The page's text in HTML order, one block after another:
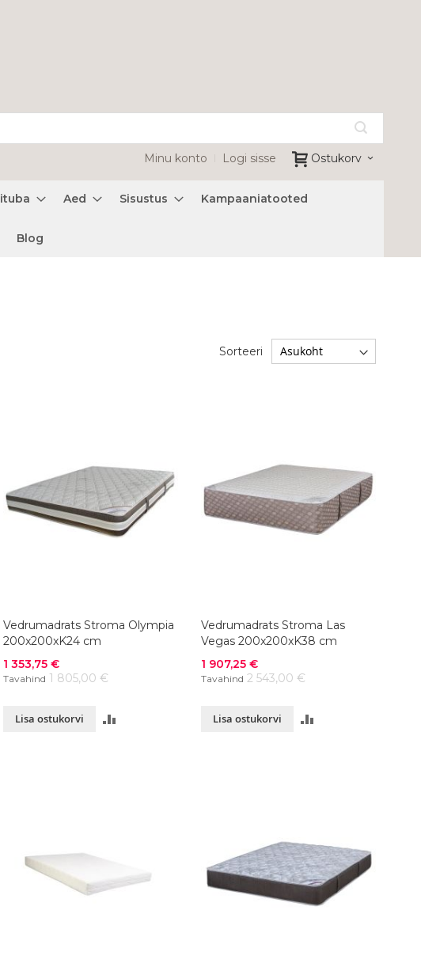
Ostukorv
Minu konto Logi sisse
Aed Sisustus Kampaaniatooted
Blog
Sorteeri
Vedrumadrats Stroma Olympia
200x200xK24 cm
Soodushind
1 353,75 €
Tavahind 1 805,00 €
Lisa ostukorvi
Vedrumadrats Stroma Las
Vegas 200x200xK38 cm
Soodushind
1 907,25 €
Tavahind 2 543,00 €
Lisa ostukorvi